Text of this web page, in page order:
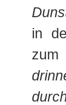
in